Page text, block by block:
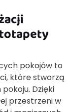
pokojów to
które stworzą
Dzięki
przestrzeni w